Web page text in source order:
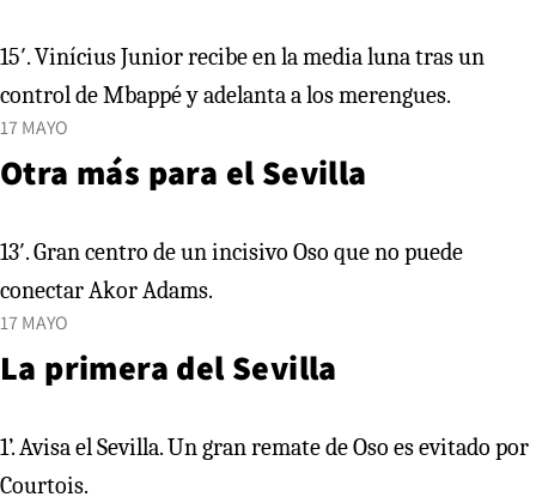
15′. Vinícius Junior recibe en la media luna tras un
control de Mbappé y adelanta a los merengues.
17 MAYO
Otra más para el Sevilla
13′. Gran centro de un incisivo Oso que no puede
conectar Akor Adams.
17 MAYO
La primera del Sevilla
1’. Avisa el Sevilla. Un gran remate de Oso es evitado por
Courtois.